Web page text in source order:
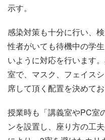
示す。
感染対策も十分に行い、
性者がいても待機中の学
いように対応を行います
室で、マスク、フェイス
席して頂く配置を決めてお
授業時も「講義室やPC室
ンを設置し、座り方の工